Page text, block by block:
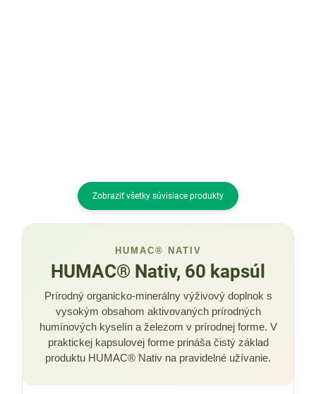
Zobraziť všetky súvisiace produkty
HUMAC® NATIV
HUMAC® Nativ, 60 kapsúl
Prírodný organicko-minerálny výživový doplnok s
vysokým obsahom aktivovaných prírodných
humínových kyselín a železom v prírodnej forme. V
praktickej kapsulovej forme prináša čistý základ
produktu HUMAC® Nativ na pravidelné užívanie.